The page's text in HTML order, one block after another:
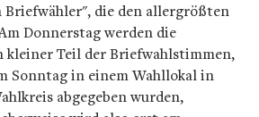
Briefwähler", die den allergrößten
Donnerstag werden die
kleiner Teil der Briefwahlstimmen,
Sonntag in einem Wahllokal in
abgegeben wurden,